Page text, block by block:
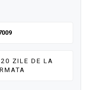
ZILE DE LA